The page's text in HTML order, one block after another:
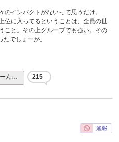
のインパクトがないって思うだけ。
位に入ってるということは、全員の世
こと。その上グループでも強い。その
でしょーが。
ん… 215